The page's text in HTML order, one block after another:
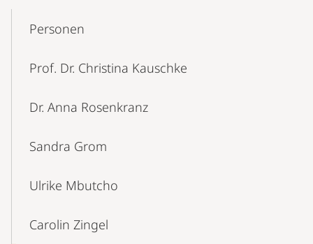
NavigationPersonen
Prof. Dr. Christina Kauschke
Dr. Anna Rosenkranz
Sandra Grom
Ulrike Mbutcho
Carolin Zingel